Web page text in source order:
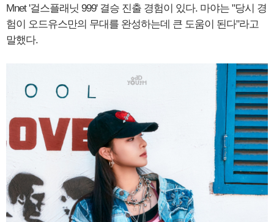
Mnet '걸스플래닛 999' 결승 진출 경험이 있다. 마야는 "당시 경
험이 오드유스만의 무대를 완성하는데 큰 도움이 된다"라고
말했다.